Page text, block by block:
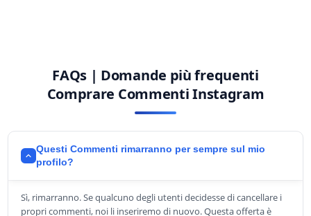
FAQs | Domande più frequenti
Comprare Commenti Instagram
Questi Commenti rimarranno per sempre sul mio
profilo?
Sì, rimarranno. Se qualcuno degli utenti decidesse di cancellare i
propri commenti, noi li inseriremo di nuovo. Questa offerta è